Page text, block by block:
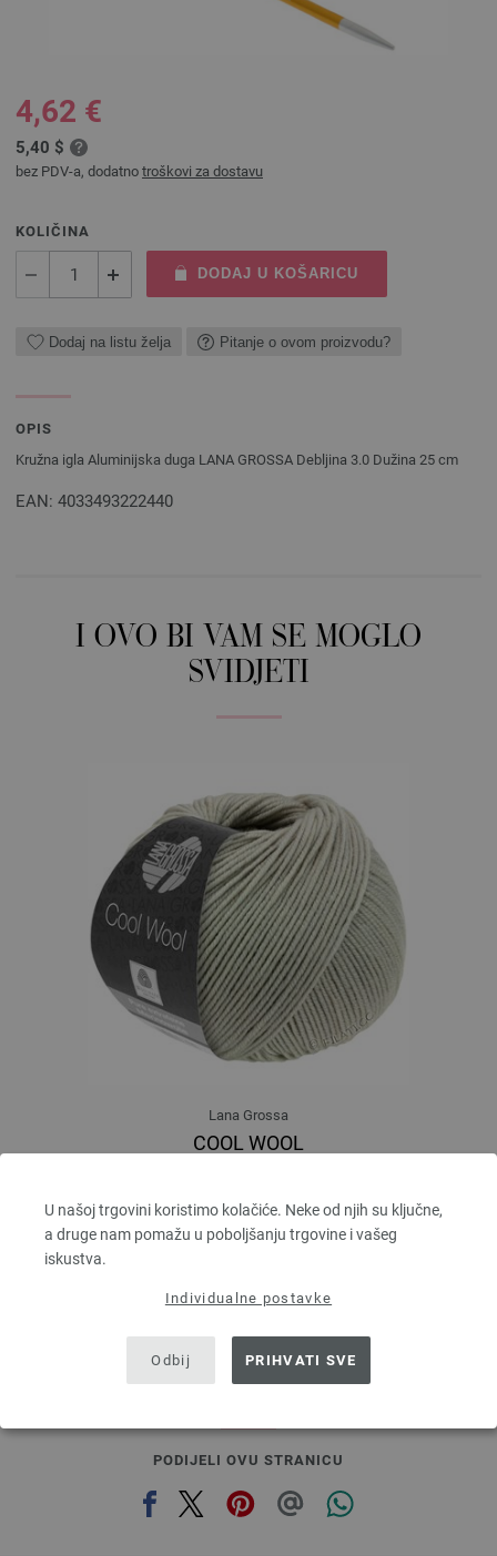
U našoj trgovini koristimo kolačiće. Neke od njih su ključne,
a druge nam pomažu u poboljšanju trgovine i vašeg
iskustva.
Individualne postavke
Odbij PRIHVATI SVE
4,62 €
5,40 $
bez PDV-a, dodatno troškovi za dostavu
KOLIČINA
DODAJ U KOŠARICU
Dodaj na listu želja Pitanje o ovom proizvodu?
OPIS
Kružna igla Aluminijska duga LANA GROSSA Debljina 3.0 Dužina 25 cm
EAN: 4033493222440
I OVO BI VAM SE MOGLO
SVIDJETI
Lana Grossa
COOL WOOL
Većina igle: 3 - 3,5
5,46 €
PODIJELI OVU STRANICU